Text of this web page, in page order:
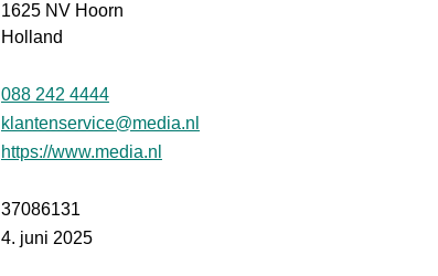
1625 NV Hoorn
Holland
088 242 4444
klantenservice@media.nl
https://www.media.nl
37086131
4. juni 2025